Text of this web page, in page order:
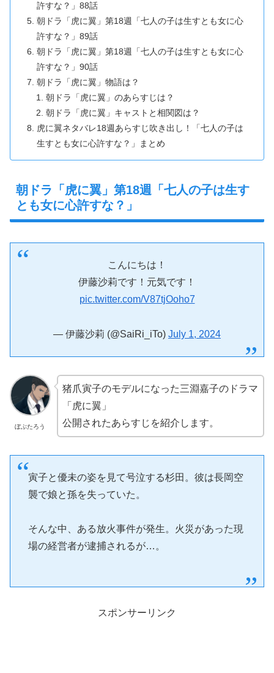
許すな？」88話
朝ドラ「虎に翼」第18週「七人の子は生すとも女に心
許すな？」89話
朝ドラ「虎に翼」第18週「七人の子は生すとも女に心
許すな？」90話
朝ドラ「虎に翼」物語は？
朝ドラ「虎に翼」のあらすじは？
朝ドラ「虎に翼」キャストと相関図は？
虎に翼ネタバレ18週あらすじ吹き出し！「七人の子は
生すとも女に心許すな？」まとめ
朝ドラ「虎に翼」第18週「七人の子は生す
とも女に心許すな？」
こんにちは！
伊藤沙莉です！元気です！
pic.twitter.com/V87tjOoho7
— 伊藤沙莉 (@SaiRi_iTo) July 1, 2024
ぼぶたろう
猪爪寅子のモデルになった三淵嘉子のドラマ
「虎に翼」
公開されたあらすじを紹介します。
寅子と優未の姿を見て号泣する杉田。彼は長岡空
襲で娘と孫を失っていた。
そんな中、ある放火事件が発生。火災があった現
場の経営者が逮捕されるが…。
スポンサーリンク